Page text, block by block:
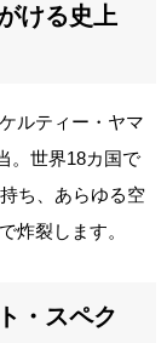
ける史上
ルティー・ヤマ
。世界18カ国で
ち、あらゆる空
炸裂します。
・スペク